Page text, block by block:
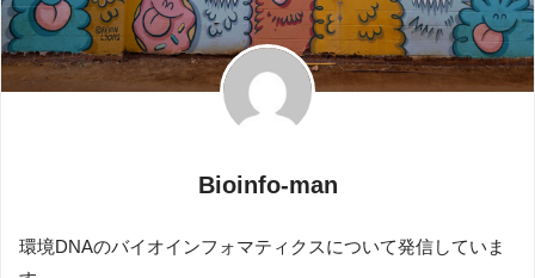
Bioinfo-man
環境DNAのバイオインフォマティクスについて発信していま